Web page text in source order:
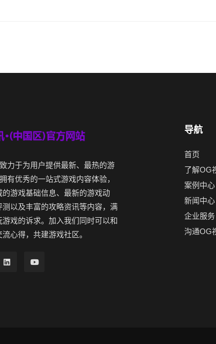
力于为用户提供最新、最热的游
有优秀的一站式游戏内容体验，
的游戏基础信息、最新的游戏动
以及丰富的攻略资讯等内容，满
游戏的诉求。加入我们同时可以和
心得，共建游戏社区。
导航
首页
了解OG
案例中心
新闻中心
企业服务
沟通OG